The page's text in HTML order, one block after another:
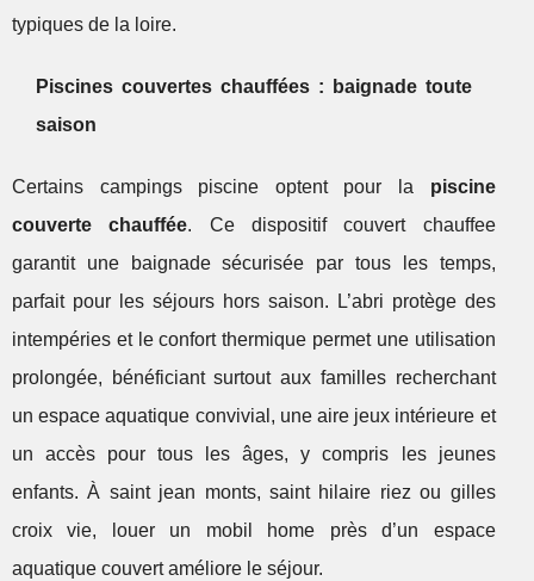
typiques de la loire.
Piscines couvertes chauffées : baignade toute
saison
Certains campings piscine optent pour la piscine
couverte chauffée. Ce dispositif couvert chauffee
garantit une baignade sécurisée par tous les temps,
parfait pour les séjours hors saison. L’abri protège des
intempéries et le confort thermique permet une utilisation
prolongée, bénéficiant surtout aux familles recherchant
un espace aquatique convivial, une aire jeux intérieure et
un accès pour tous les âges, y compris les jeunes
enfants. À saint jean monts, saint hilaire riez ou gilles
croix vie, louer un mobil home près d’un espace
aquatique couvert améliore le séjour.